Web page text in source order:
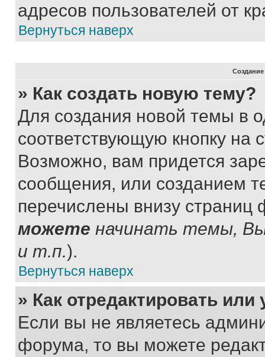
адресов пользователей от
Вернуться наверх
» Как создать новую тему?
Для создания новой темы в
соответствующую кнопку
Возможно, вам придется
сообщения, или созданием
перечислены внизу
можете начинать темы,
и т.п.).
Вернуться наверх
» Как отредактировать
Если вы не являетесь
форума, то вы можете